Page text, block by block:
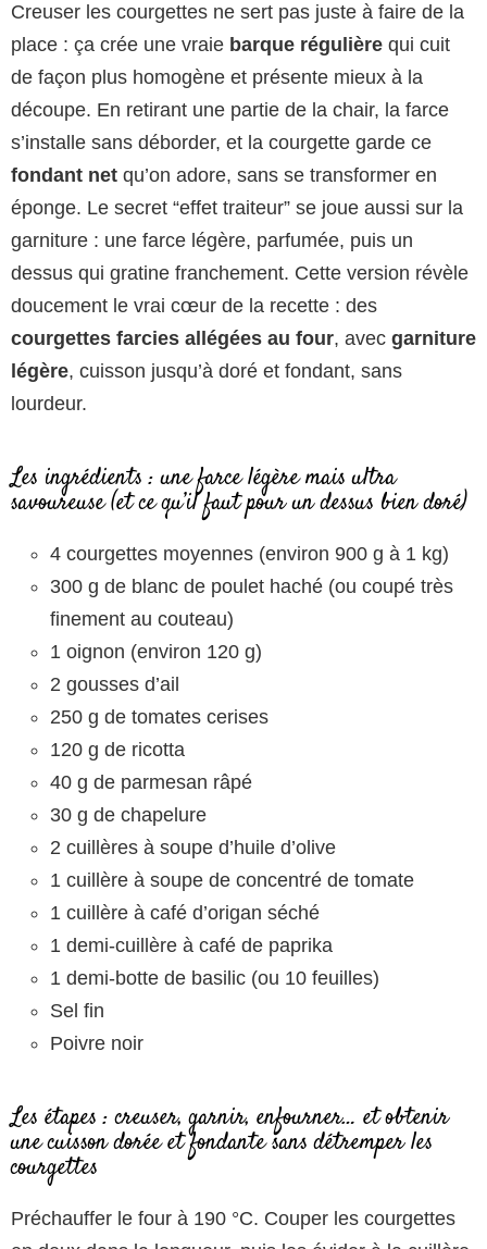
Creuser les courgettes ne sert pas juste à faire de la
place : ça crée une vraie barque régulière qui cuit
de façon plus homogène et présente mieux à la
découpe. En retirant une partie de la chair, la farce
s’installe sans déborder, et la courgette garde ce
fondant net qu’on adore, sans se transformer en
éponge. Le secret “effet traiteur” se joue aussi sur la
garniture : une farce légère, parfumée, puis un
dessus qui gratine franchement. Cette version révèle
doucement le vrai cœur de la recette : des
courgettes farcies allégées au four, avec garniture
légère, cuisson jusqu’à doré et fondant, sans
lourdeur.
Les ingrédients : une farce légère mais ultra
savoureuse (et ce qu’il faut pour un dessus bien doré)
4 courgettes moyennes (environ 900 g à 1 kg)
300 g de blanc de poulet haché (ou coupé très
finement au couteau)
1 oignon (environ 120 g)
2 gousses d’ail
250 g de tomates cerises
120 g de ricotta
40 g de parmesan râpé
30 g de chapelure
2 cuillères à soupe d’huile d’olive
1 cuillère à soupe de concentré de tomate
1 cuillère à café d’origan séché
1 demi-cuillère à café de paprika
1 demi-botte de basilic (ou 10 feuilles)
Sel fin
Poivre noir
Les étapes : creuser, garnir, enfourner… et obtenir
une cuisson dorée et fondante sans détremper les
courgettes
Préchauffer le four à 190 °C. Couper les courgettes